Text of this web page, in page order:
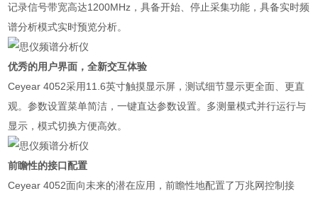
记录信号带宽高达1200MHz，具备开始、停止采集功能，具备实时频
谱分析模式实时预览分析。
优秀的用户界面，全新交互体验
Ceyear 4052采用11.6英寸触摸显示屏，测试细节显示更全面、更直
观。参数设置菜单简洁，一键直达参数设置。多测量模式并行运行与
显示，模式切换方便高效。
前瞻性的接口配置
Ceyear 4052面向未来的潜在应用，前瞻性地配置了万兆网控制接